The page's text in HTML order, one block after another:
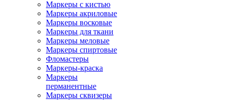
Маркеры с кистью
Маркеры акриловые
Маркеры восковые
Маркеры для ткани
Маркеры меловые
Маркеры спиртовые
Фломастеры
Маркеры-краска
Маркеры
перманентные
Маркеры сквизеры